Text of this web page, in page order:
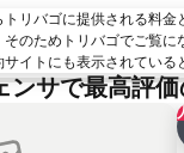
リバゴに提供される料金
のためトリバゴでご覧に
イトにも表示されている
ンサで最高評
追加